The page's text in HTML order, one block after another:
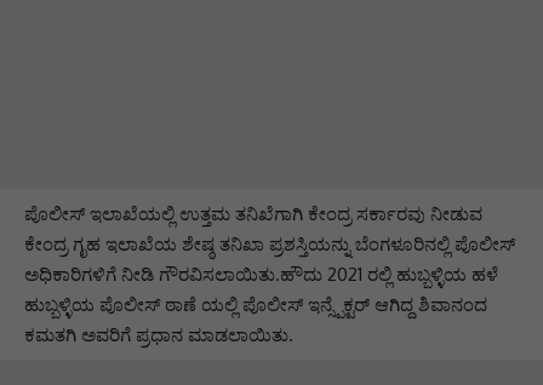
ಪೊಲೀಸ್ ಇಲಾಖೆಯಲ್ಲಿ ಉತ್ತಮ ತನಿಖೆಗಾಗಿ ಕೇಂದ್ರ ಸರ್ಕಾರವು ನೀಡುವ
ಕೇಂದ್ರ ಗೃಹ ಇಲಾಖೆಯ ಶೇಷ್ಠ ತನಿಖಾ ಪ್ರಶಸ್ತಿಯನ್ನು ಬೆಂಗಳೂರಿನಲ್ಲಿ ಪೊಲೀಸ್
ಅಧಿಕಾರಿಗಳಿಗೆ ನೀಡಿ ಗೌರವಿಸಲಾಯಿತು.ಹೌದು 2021 ರಲ್ಲಿ ಹುಬ್ಬಳ್ಳಿಯ ಹಳೆ
ಹುಬ್ಬಳ್ಳಿಯ ಪೊಲೀಸ್ ಠಾಣೆ ಯಲ್ಲಿ ಪೊಲೀಸ್ ಇನ್ಸ್ಪೆಕ್ಟರ್ ಆಗಿದ್ದ ಶಿವಾನಂದ
ಕಮತಗಿ ಅವರಿಗೆ ಪ್ರಧಾನ ಮಾಡಲಾಯಿತು.